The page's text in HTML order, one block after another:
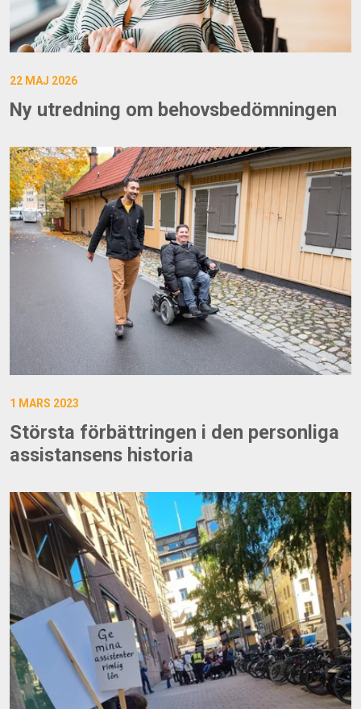
22 MAJ 2026
Ny utredning om behovsbedömningen
1 MARS 2023
Största förbättringen i den personliga
assistansens historia